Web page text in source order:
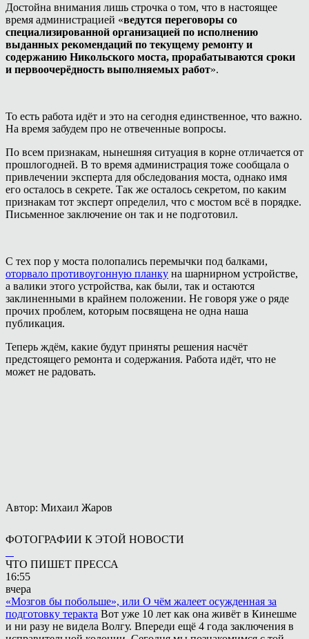
Достойна внимания лишь строчка о том, что в настоящее
время администрацией «ведутся переговоры со
специализированной организацией по исполнению
выданных рекомендаций по текущему ремонту и
содержанию Никольского моста, прорабатываются сроки
и первоочерёдность выполняемых работ».
То есть работа идёт и это на сегодня единственное, что важно.
На время забудем про не отвеченные вопросы.
По всем признакам, нынешняя ситуация в корне отличается от
прошлогодней. В то время администрация тоже сообщала о
привлечении эксперта для обследования моста, однако имя
его осталось в секрете. Так же осталось секретом, по каким
признакам тот эксперт определил, что с мостом всё в порядке.
Письменное заключение он так и не подготовил.
С тех пор у моста полопались перемычки под балками,
оторвало противоугонную планку на шарнирном устройстве,
а валики этого устройства, как были, так и остаются
заклиненными в крайнем положении. Не говоря уже о ряде
прочих проблем, которым посвящена не одна наша
публикация.
Теперь ждём, какие будут приняты решения насчёт
предстоящего ремонта и содержания. Работа идёт, что не
может не радовать.
Автор: Михаил Жаров
ФОТОГРАФИИ К ЭТОЙ НОВОСТИ
ЧТО ПИШЕТ ПРЕССА
16:55
вчера
«Мозгов бы побольше», или О чём жалеет осужденная за
подготовку теракта Вот уже 10 лет как она живёт в Кинешме
и ни разу не видела Волгу. Впереди ещё 4 года заключения в